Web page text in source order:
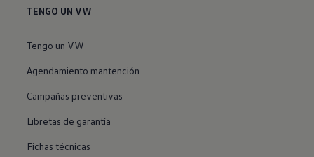
TENGO UN VW
Tengo un VW
Agendamiento mantención
Campañas preventivas
Libretas de garantía
Fichas técnicas